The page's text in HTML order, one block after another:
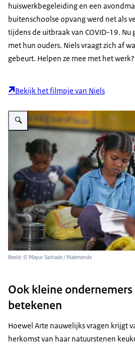
huiswerkbegeleiding en een
buitenschoolse opvang werd net als
tijdens de uitbraak van COVID-19. Nu
met hun ouders. Niels vraagt zich af
gebeurt. Helpen ze mee met het werk?
Bekijk het filmpje van Niels
Vergroot afbeelding Education India
Beeld: © Mayur Sachade / Makmende
Ook kleine
betekenen
Hoewel Arte nauwelijks vragen krijgt
herkomst van haar natuurstenen